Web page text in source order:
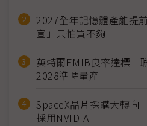
2027全年記憶體產能提
宣」只怕買不夠
英特爾EMIB良率達標
2028準時量產
SpaceX晶片採購大轉
採用NVIDIA